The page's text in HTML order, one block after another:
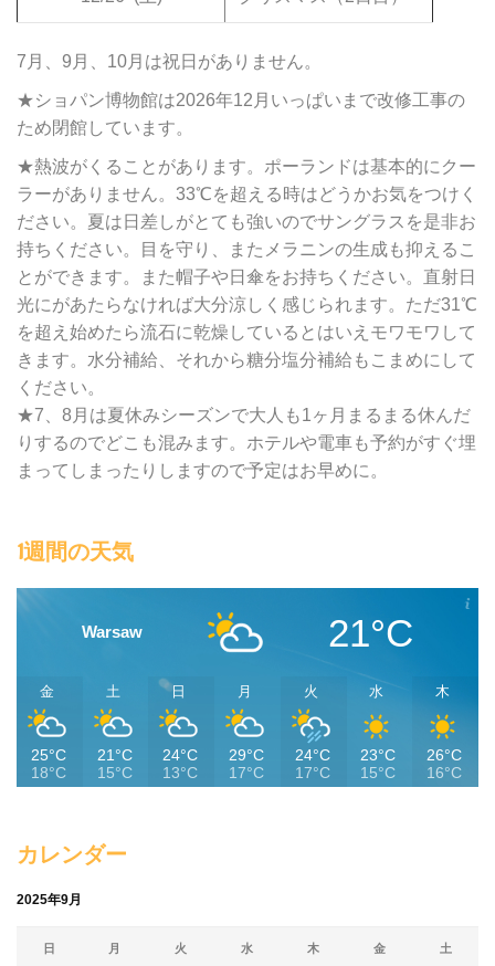
7月、9月、10月は祝日がありません。
★ショパン博物館は2026年12月いっぱいまで改修工事の
ため閉館しています。
★熱波がくることがあります。ポーランドは基本的にクー
ラーがありません。33℃を超える時はどうかお気をつけく
ださい。夏は日差しがとても強いのでサングラスを是非お
持ちください。目を守り、またメラニンの生成も抑えるこ
とができます。また帽子や日傘をお持ちください。直射日
光にがあたらなければ大分涼しく感じられます。ただ31℃
を超え始めたら流石に乾燥しているとはいえモワモワして
きます。水分補給、それから糖分塩分補給もこまめにして
ください。
★7、8月は夏休みシーズンで大人も1ヶ月まるまる休んだ
りするのでどこも混みます。ホテルや電車も予約がすぐ埋
まってしまったりしますので予定はお早めに。
1週間の天気
Warsaw 21°C
金
25°C
18°C
土
21°C
15°C
日
24°C
13°C
月
29°C
17°C
火
24°C
17°C
水
23°C
15°C
木
26°C
16°C
カレンダー
2025年9月
日 月 火 水 木 金 土